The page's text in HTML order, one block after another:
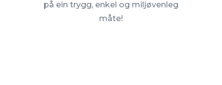
på ein trygg, enkel og miljøvenleg
måte!